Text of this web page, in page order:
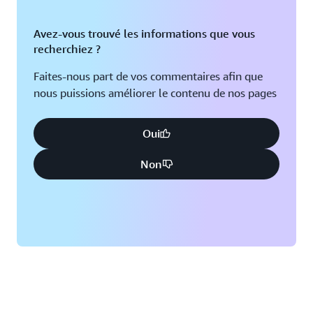
Avez-vous trouvé les informations que vous
recherchiez ?
Faites-nous part de vos commentaires afin que
nous puissions améliorer le contenu de nos pages
Oui
Non